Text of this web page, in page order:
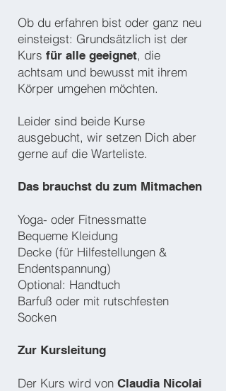
Ob du erfahren bist oder ganz neu
einsteigst: Grundsätzlich ist der
Kurs für alle geeignet, die
achtsam und bewusst mit ihrem
Körper umgehen möchten.
Leider sind beide Kurse
ausgebucht, wir setzen Dich aber
gerne auf die Warteliste.
Das brauchst du zum Mitmachen
Yoga- oder Fitnessmatte
Bequeme Kleidung
Decke (für Hilfestellungen &
Endentspannung)
Optional: Handtuch
Barfuß oder mit rutschfesten
Socken
Zur Kursleitung
Der Kurs wird von Claudia Nicolai